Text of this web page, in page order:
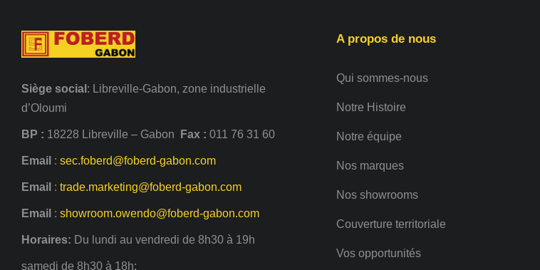
Siège social : Libreville-Gabon, zone industrielle
d’Oloumi
BP : 18228 Libreville – Gabon Fax : 011 76 31 60
Email : sec.foberd@foberd-gabon.com
Email : trade.marketing@foberd-gabon.com
Email : showroom.owendo@foberd-gabon.com
Horaires: Du lundi au vendredi de 8h30 à 19h
samedi de 8h30 à 18h;
A propos de nous
Qui sommes-nous
Notre Histoire
Notre équipe
Nos marques
Nos showrooms
Couverture territoriale
Vos opportunités